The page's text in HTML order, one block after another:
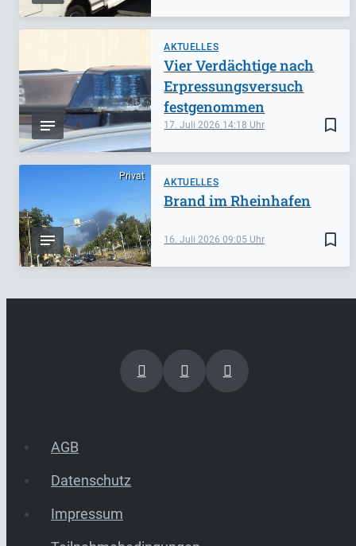
AKTUELLES
bookmark_border
17. Juli 2026 14:18
Vier Verdächtige nach
Erpressungsversuch
festgenommen
Privat
AKTUELLES
bookmark_border
16. Juli 202609:05
Brand im Rheinhafen
AGB
Datenschutz
Impressum